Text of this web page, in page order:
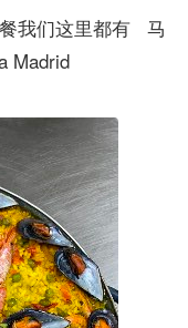
我们这里都有 马
Madrid